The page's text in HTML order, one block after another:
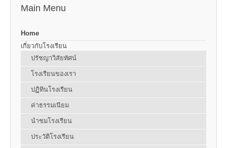
Main Menu
Home
เกี่ยวกับโรงเรียน
ปรัชญาวิสัยทัศน์
โรงเรียนของเรา
ปฏิทินโรงเรียน
ค่าธรรมเนียม
นำชมโรงเรียน
ประวัติโรงเรียน